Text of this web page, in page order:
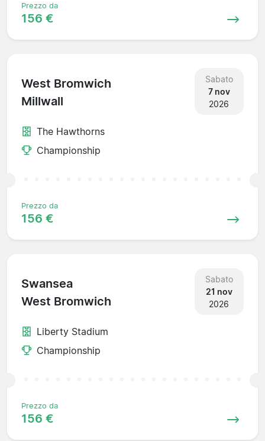
Prezzo da
156 €
West Bromwich
Millwall
Sabato
7 nov
2026
The Hawthorns
Championship
Prezzo da
156 €
Swansea
West Bromwich
Sabato
21 nov
2026
Liberty Stadium
Championship
Prezzo da
156 €